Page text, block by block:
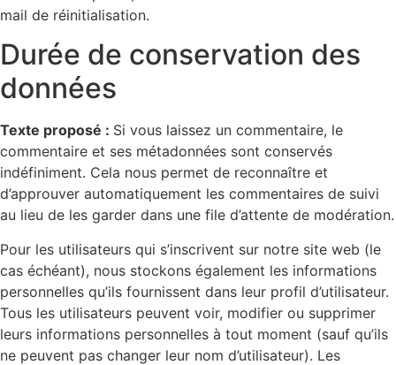
mail de réinitialisation.
Durée de conservation des
données
Texte proposé : Si vous laissez un commentaire, le
commentaire et ses métadonnées sont conservés
indéfiniment. Cela nous permet de reconnaître et
d’approuver automatiquement les commentaires de suivi
au lieu de les garder dans une file d’attente de modération.
Pour les utilisateurs qui s’inscrivent sur notre site web (le
cas échéant), nous stockons également les informations
personnelles qu’ils fournissent dans leur profil d’utilisateur.
Tous les utilisateurs peuvent voir, modifier ou supprimer
leurs informations personnelles à tout moment (sauf qu’ils
ne peuvent pas changer leur nom d’utilisateur). Les